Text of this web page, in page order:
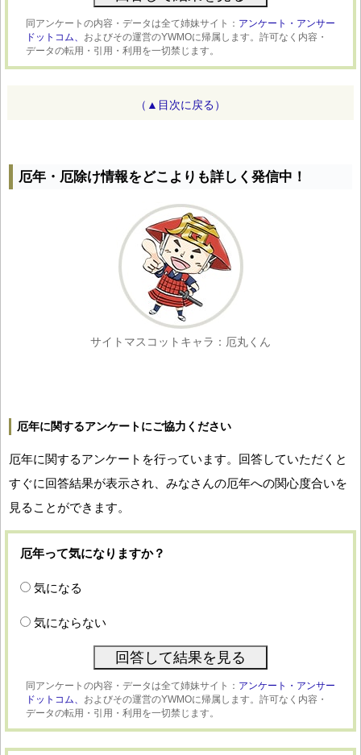
同アンケートの内容・データは全て姉妹サイト： アンケート・アンサー
ドットコム、 およびその運営のYWMOに帰属します。許可なく内容・
データの転用・引用・利用を一切禁じます。
（▲目次に戻る）
厄年・厄除け情報をどこよりも詳しく発信中！
サイトマスコットキャラ：厄丸くん
厄年に関するアンケートにご協力ください
厄年に関するアンケートを行っています。回答していただくと
すぐに回答結果が表示され、みなさんの厄年への関心度合いを
見ることができます。
厄年って気になりますか？
気になる
気にならない
同アンケートの内容・データは全て姉妹サイト： アンケート・アンサー
ドットコム、 およびその運営のYWMOに帰属します。許可なく内容・
データの転用・引用・利用を一切禁じます。